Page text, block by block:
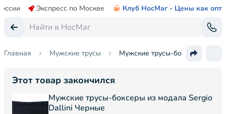
Экспресс по Москве Клуб НосМаг - Цены как опт
Главная Мужские трусы Мужские трусы-боксеры из
Этот товар закончился
Мужские трусы-боксеры из модала Sergio
Dallini Черные